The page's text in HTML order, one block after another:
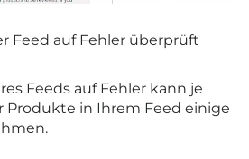
Feed auf Fehler überprüft
Feeds auf Fehler kann je
Produkte in Ihrem Feed einige